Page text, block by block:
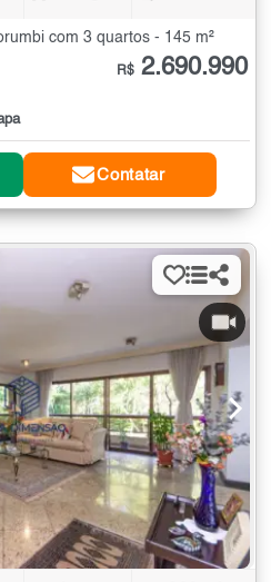
com 3 quartos - 145 m²
R$ 2.690.990
Contatar